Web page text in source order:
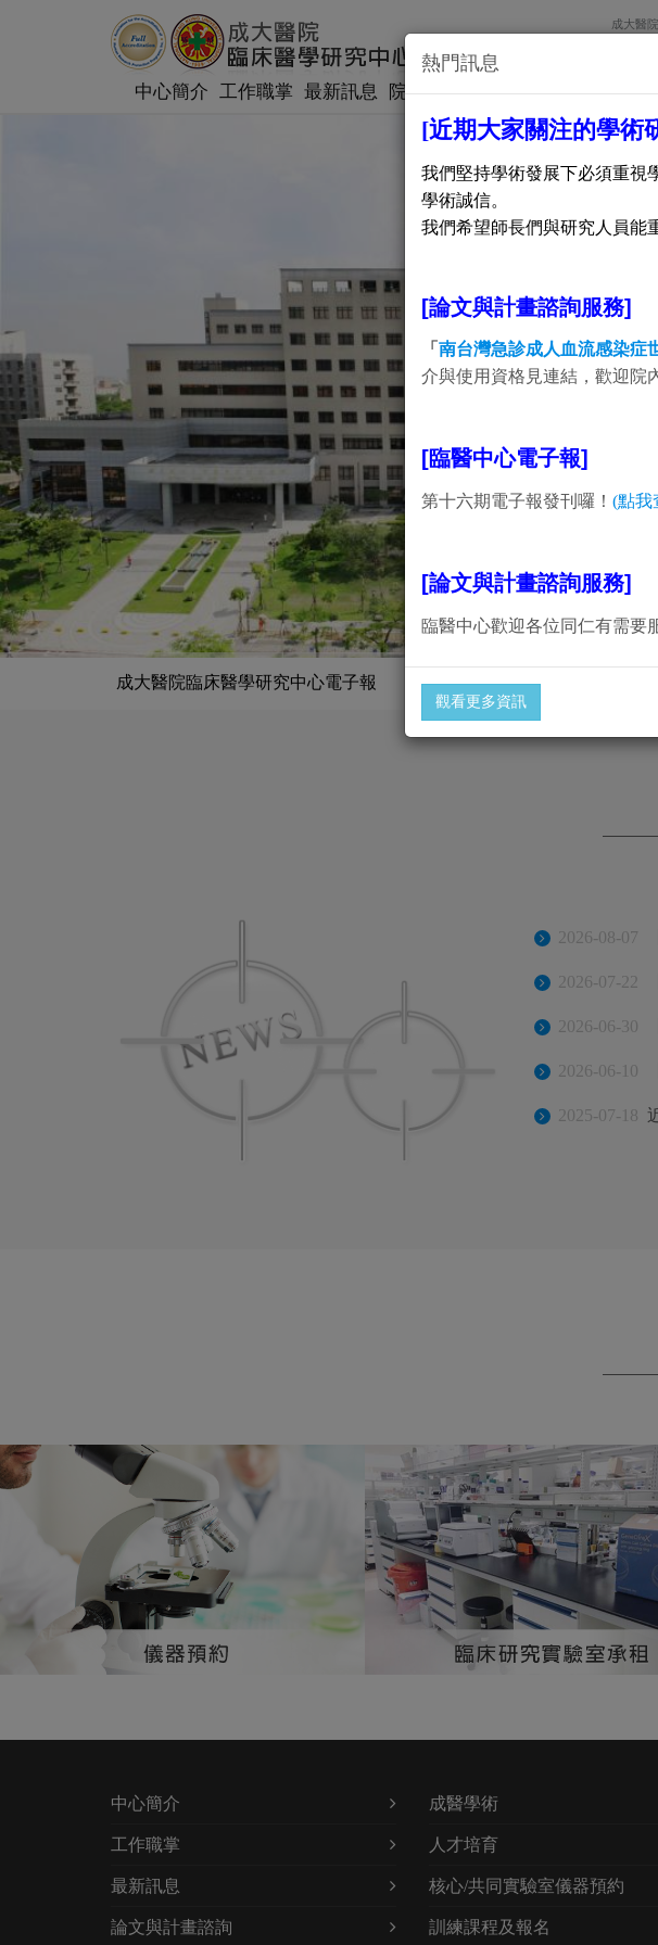
成大醫
中心簡介 工作職掌 最新訊息 院內研究計畫 研究論文發表 成
成大醫院臨床醫學研究中心電子報
2026-08-07
2026-07-22
2026-06-30
2026-06-10
2025-07-18
熱門訊息
[近期大家關注的學術
我們堅持學術發展下必須重視
學術誠信。
我們希望師長們與研究人員能
[論文與計畫諮詢服務]
「 南台灣急診成人血流感染症
介與使用資格見連結，歡迎院
[臨醫中心電子報]
第十六期電子報發刊囉！ (點我
[論文與計畫諮詢服務]
臨醫中心歡迎各位同仁有需要
觀看更多資訊
中心簡介
工作職掌
最新訊息
論文與計畫諮詢
成醫學術
人才培育
核心/共同實驗室儀器預約
訓練課程及報名